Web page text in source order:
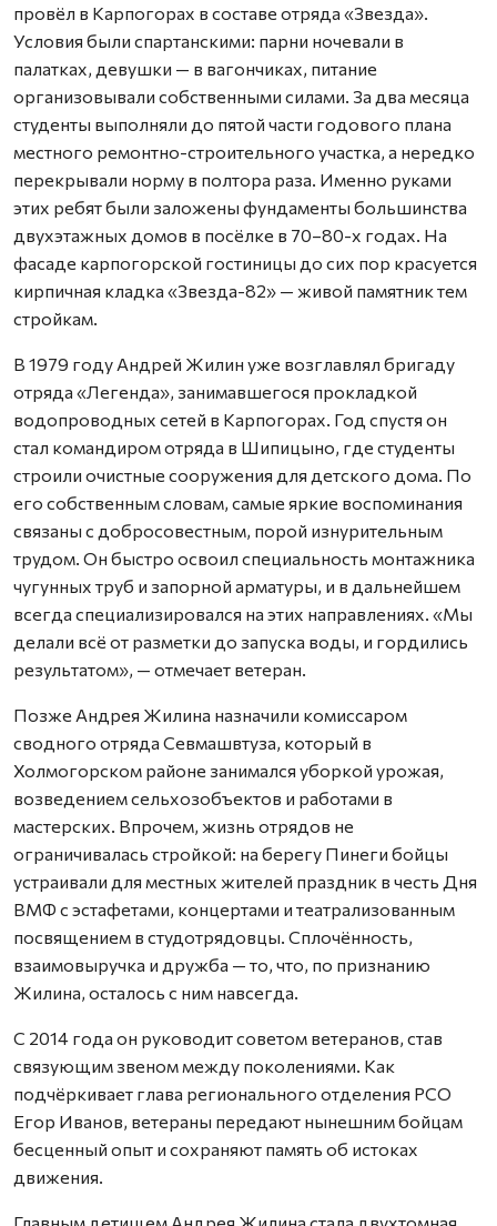
провёл в Карпогорах в составе отряда «Звезда».
Условия были спартанскими: парни ночевали в
палатках, девушки — в вагончиках, питание
организовывали собственными силами. За два месяца
студенты выполняли до пятой части годового плана
местного ремонтно-строительного участка, а нередко
перекрывали норму в полтора раза. Именно руками
этих ребят были заложены фундаменты большинства
двухэтажных домов в посёлке в 70–80-х годах. На
фасаде карпогорской гостиницы до сих пор красуется
кирпичная кладка «Звезда-82» — живой памятник тем
стройкам.
В 1979 году Андрей Жилин уже возглавлял бригаду
отряда «Легенда», занимавшегося прокладкой
водопроводных сетей в Карпогорах. Год спустя он
стал командиром отряда в Шипицыно, где студенты
строили очистные сооружения для детского дома. По
его собственным словам, самые яркие воспоминания
связаны с добросовестным, порой изнурительным
трудом. Он быстро освоил специальность монтажника
чугунных труб и запорной арматуры, и в дальнейшем
всегда специализировался на этих направлениях. «Мы
делали всё от разметки до запуска воды, и гордились
результатом», — отмечает ветеран.
Позже Андрея Жилина назначили комиссаром
сводного отряда Севмашвтуза, который в
Холмогорском районе занимался уборкой урожая,
возведением сельхозобъектов и работами в
мастерских. Впрочем, жизнь отрядов не
ограничивалась стройкой: на берегу Пинеги бойцы
устраивали для местных жителей праздник в честь Дня
ВМФ с эстафетами, концертами и театрализованным
посвящением в студотрядовцы. Сплочённость,
взаимовыручка и дружба — то, что, по признанию
Жилина, осталось с ним навсегда.
С 2014 года он руководит советом ветеранов, став
связующим звеном между поколениями. Как
подчёркивает глава регионального отделения РСО
Егор Иванов, ветераны передают нынешним бойцам
бесценный опыт и сохраняют память об истоках
движения.
Главным детищем Андрея Жилина стала двухтомная